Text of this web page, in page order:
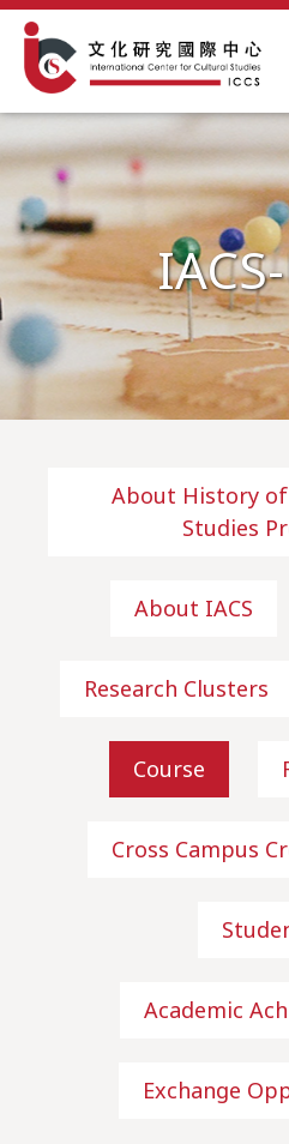
About History
Studies
About IACS
Research Clusters
Course
Cross Campus
Academic
Exchange